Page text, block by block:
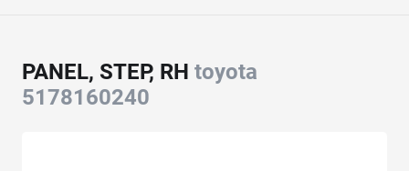
PANEL, STEP, RH toyota
5178160240